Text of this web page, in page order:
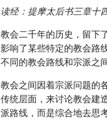
读经：提摩太后书三章十
教会二千年的历史，留下
影响了某些特定的教会路
不同的教会路线和宗派之
教会之间因着宗派问题的
传统层面，来讨论教会建
派路线，而是综合地去思